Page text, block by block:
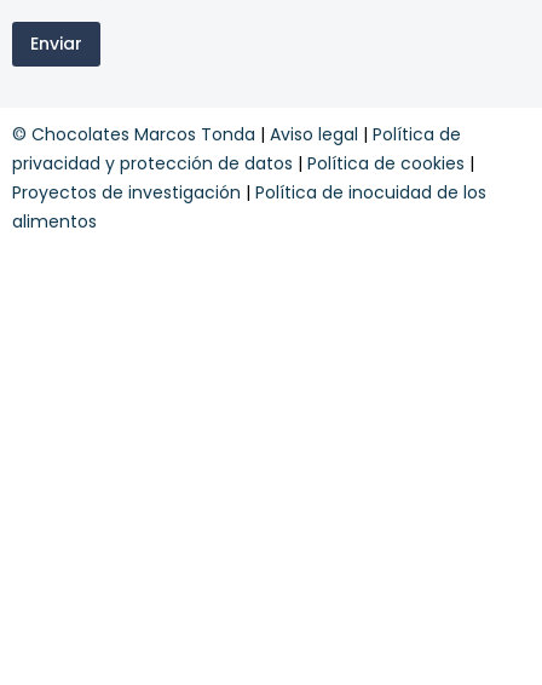
*
e
l
e
t
t
e
i
n
e
s
S
u
i
o
c
o
n
d
i
Enviar
© Chocolates Marcos Tonda | Aviso legal | Política de
privacidad y protección de datos | Política de cookies |
Proyectos de investigación | Política de inocuidad de los
alimentos